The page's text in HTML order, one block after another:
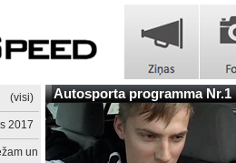
(visi)
2017
un
Autosporta programma Nr.1